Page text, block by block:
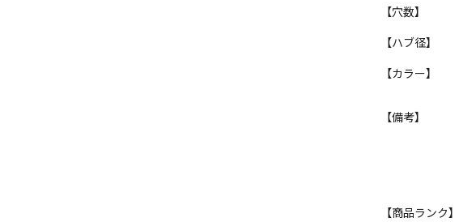
【穴数】
【ハブ径】
【カラー】
【備考】
【商品ランク】